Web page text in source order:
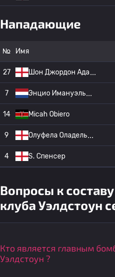
Нападающие
№ Имя
27 Шон Джордон Ада
7 Энцио Имануэль
14 Micah Obiero
9 Олуфела Оладель
4 S. Спенсер
Вопросы к
клуба Уэлдстоун
Кто является главным
Уэлдстоун ?